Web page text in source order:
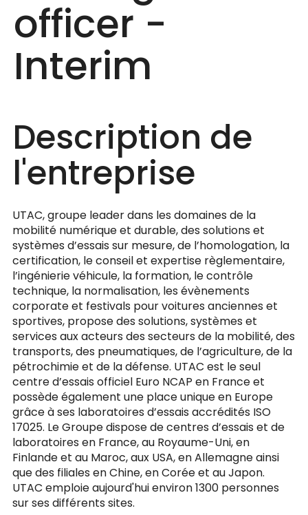
officer -
Interim
Description de
l'entreprise
UTAC, groupe leader dans les domaines de la
mobilité numérique et durable, des solutions et
systèmes d’essais sur mesure, de l’homologation, la
certification, le conseil et expertise règlementaire,
l’ingénierie véhicule, la formation, le contrôle
technique, la normalisation, les évènements
corporate et festivals pour voitures anciennes et
sportives, propose des solutions, systèmes et
services aux acteurs des secteurs de la mobilité, des
transports, des pneumatiques, de l’agriculture, de la
pétrochimie et de la défense. UTAC est le seul
centre d’essais officiel Euro NCAP en France et
possède également une place unique en Europe
grâce à ses laboratoires d’essais accrédités ISO
17025. Le Groupe dispose de centres d’essais et de
laboratoires en France, au Royaume-Uni, en
Finlande et au Maroc, aux USA, en Allemagne ainsi
que des filiales en Chine, en Corée et au Japon.
UTAC emploie aujourd'hui environ 1300 personnes
sur ses différents sites.